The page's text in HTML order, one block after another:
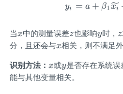
{x}
yi = a + β1xi
当x
x中的测量误差z
z也影响y
y时， z
z
分，且还会与x
x相关，则不满足外
识别方法： x
x或y
y是否存在系统
能与其他变量相关。